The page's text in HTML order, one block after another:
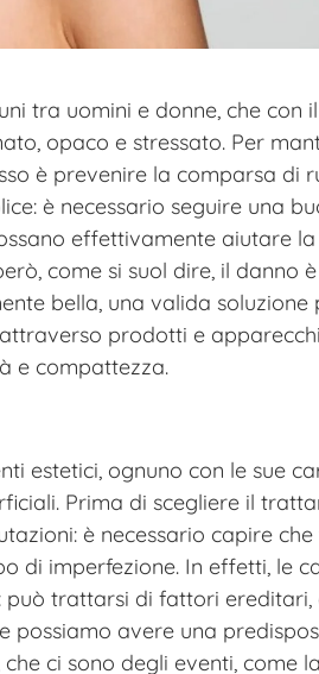
tra uomini e donne, che con
opaco e stressato. Per
è prevenire la comparsa di
è necessario seguire una
effettivamente aiutare
come si suol dire, il danno
bella, una valida soluzione
prodotti e
e compattezza.
estetici, ognuno con le sue
Prima di scegliere il
è necessario capire
di imperfezione. In effetti, le
può trattarsi di fattori ereditari,
possiamo avere una
ci sono degli eventi, come la